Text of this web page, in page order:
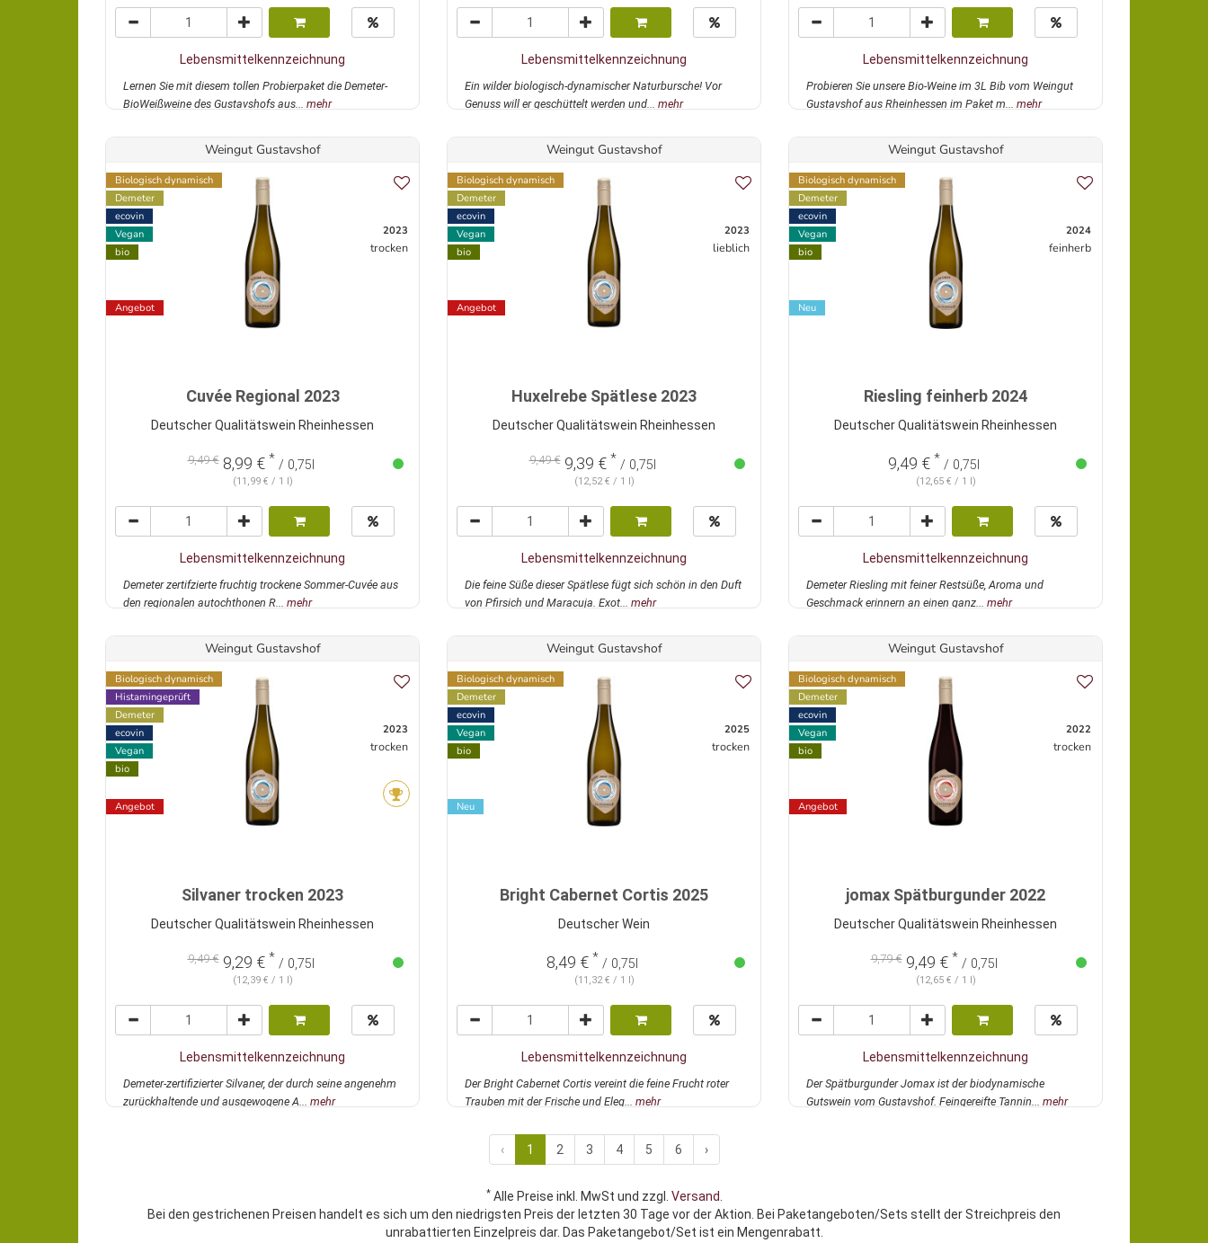
Lebensmittelkennzeichnung
Lernen Sie mit diesem tollen Probierpaket die Demeter-
BioWeißweine des Gustavshofs aus... mehr
Lebensmittelkennzeichnung
Ein wilder biologisch-dynamischer Naturbursche! Vor
Genuss will er geschüttelt werden und... mehr
Lebensmittelkennzeichnung
Probieren Sie unsere Bio-Weine im 3L Bib vom Weingut
Gustavshof aus Rheinhessen im Paket m... mehr
Weingut Gustavshof
Biologisch dynamisch
Demeter
ecovin
Vegan
bio
Angebot
2023
trocken
Cuvée Regional 2023
Deutscher Qualitätswein Rheinhessen
9,49 €8,99 € * / 0,75l
(11,99 € / 1 l)
Lebensmittelkennzeichnung
Demeter zertifzierte fruchtig trockene Sommer-Cuvée aus
den regionalen autochthonen R... mehr
Weingut Gustavshof
Biologisch dynamisch
Demeter
ecovin
Vegan
bio
Angebot
2023
lieblich
Huxelrebe Spätlese 2023
Deutscher Qualitätswein Rheinhessen
9,49 €9,39 € * / 0,75l
(12,52 € / 1 l)
Lebensmittelkennzeichnung
Die feine Süße dieser Spätlese fügt sich schön in den Duft
von Pfirsich und Maracuja. Exot... mehr
Weingut Gustavshof
Biologisch dynamisch
Demeter
ecovin
Vegan
bio
Neu
2024
feinherb
Riesling feinherb 2024
Deutscher Qualitätswein Rheinhessen
9,49 € * / 0,75l
(12,65 € / 1 l)
Lebensmittelkennzeichnung
Demeter Riesling mit feiner Restsüße, Aroma und
Geschmack erinnern an einen ganz... mehr
Weingut Gustavshof
Biologisch dynamisch
Histamingeprüft
Demeter
ecovin
Vegan
bio
Angebot
2023
trocken
Silvaner trocken 2023
Deutscher Qualitätswein Rheinhessen
9,49 €9,29 € * / 0,75l
(12,39 € / 1 l)
Lebensmittelkennzeichnung
Demeter-zertifizierter Silvaner, der durch seine angenehm
zurückhaltende und ausgewogene A... mehr
Weingut Gustavshof
Biologisch dynamisch
Demeter
ecovin
Vegan
bio
Neu
2025
trocken
Bright Cabernet Cortis 2025
Deutscher Wein
8,49 € * / 0,75l
(11,32 € / 1 l)
Lebensmittelkennzeichnung
Der Bright Cabernet Cortis vereint die feine Frucht roter
Trauben mit der Frische und Eleg... mehr
Weingut Gustavshof
Biologisch dynamisch
Demeter
ecovin
Vegan
bio
Angebot
2022
trocken
jomax Spätburgunder 2022
Deutscher Qualitätswein Rheinhessen
9,79 €9,49 € * / 0,75l
(12,65 € / 1 l)
Lebensmittelkennzeichnung
Der Spätburgunder Jomax ist der biodynamische
Gutswein vom Gustavshof. Feingereifte Tannin... mehr
‹ 1 2 3 4 5 6 ›
*Alle Preise inkl. MwSt und zzgl. Versand.
Bei den gestrichenen Preisen handelt es sich um den niedrigsten Preis der letzten 30 Tage vor der Aktion. Bei Paketangeboten/Sets stellt der Streichpreis den
unrabattierten Einzelpreis dar. Das Paketangebot/Set ist ein Mengenrabatt.